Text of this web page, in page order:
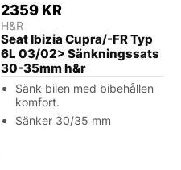
2359 KR
H&R
Seat Ibizia Cupra/-FR Typ
6L 03/02> Sänkningssats
30-35mm h&r
Sänk bilen med bibehållen
komfort.
Sänker 30/35 mm